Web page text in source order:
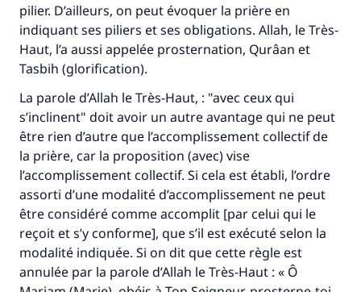
pilier. D’ailleurs, on peut évoquer la prière en
indiquant ses piliers et ses obligations. Allah, le Très-
Haut, l’a aussi appelée prosternation, Qurâan et
Tasbih (glorification).
La parole d’Allah le Très-Haut, : "avec ceux qui
s’inclinent" doit avoir un autre avantage qui ne peut
être rien d’autre que l’accomplissement collectif de
la prière, car la proposition (avec) vise
l’accomplissement collectif. Si cela est établi, l’ordre
assorti d’une modalité d’accomplissement ne peut
être considéré comme accomplit [par celui qui le
reçoit et s’y conforme], que s’il est exécuté selon la
modalité indiquée. Si on dit que cette règle est
annulée par la parole d’Allah le Très-Haut : « Ô